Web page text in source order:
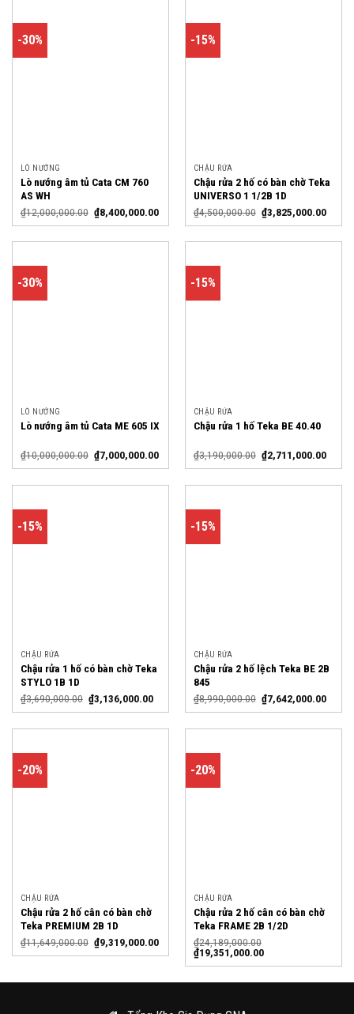
-30%
LÒ NƯỚNG
Lò nướng âm tủ Cata CM 760
AS WH
₫12,000,000.00 ₫8,400,000.00
-15%
CHẬU RỬA
Chậu rửa 2 hố có bàn chờ Teka
UNIVERSO 1 1/2B 1D
₫4,500,000.00 ₫3,825,000.00
-30%
LÒ NƯỚNG
Lò nướng âm tủ Cata ME 605 IX
₫10,000,000.00 ₫7,000,000.00
-15%
CHẬU RỬA
Chậu rửa 1 hố Teka BE 40.40
₫3,190,000.00 ₫2,711,000.00
-15%
CHẬU RỬA
Chậu rửa 1 hố có bàn chờ Teka
STYLO 1B 1D
₫3,690,000.00 ₫3,136,000.00
-15%
CHẬU RỬA
Chậu rửa 2 hố lệch Teka BE 2B
845
₫8,990,000.00 ₫7,642,000.00
-20%
CHẬU RỬA
Chậu rửa 2 hố cân có bàn chờ
Teka PREMIUM 2B 1D
₫11,649,000.00 ₫9,319,000.00
-20%
CHẬU RỬA
Chậu rửa 2 hố cân có bàn chờ
Teka FRAME 2B 1/2D
₫24,189,000.00
₫19,351,000.00